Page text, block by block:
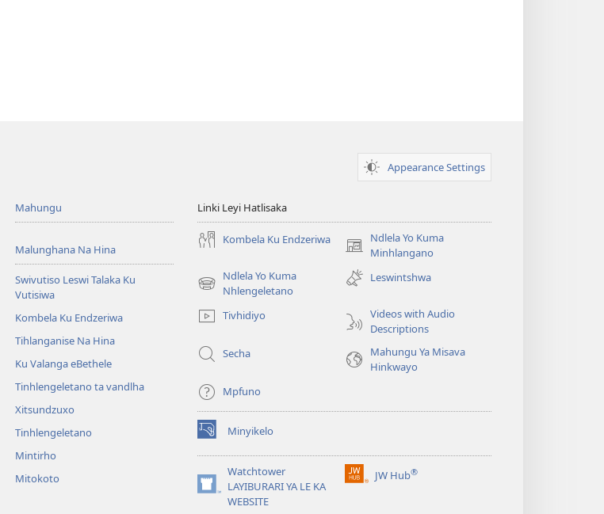
Appearance Settings
Mahungu
Malunghana Na Hina
Swivutiso Leswi Talaka Ku
Vutisiwa
Kombela Ku Endzeriwa
Tihlanganise Na Hina
Ku Valanga eBethele
Tinhlengeletano ta vandlha
Xitsundzuxo
Tinhlengeletano
Mintirho
Mitokoto
Linki Leyi Hatlisaka
Kombela Ku Endzeriwa
Ndlela Yo Kuma
Minhlangano
(opens
new
window)
Ndlela Yo Kuma
Nhlengeletano
(opens
window)
Leswintshwa
Tivhidiyo
Videos with Audio
Descriptions
Secha
Mahungu Ya Misava
Hinkwayo
Mpfuno
Minyikelo
(opens
new
window)Watchtower
LAYIBURARI YA LE KA
WEBSITE
(opens
JW Hub®
(opens